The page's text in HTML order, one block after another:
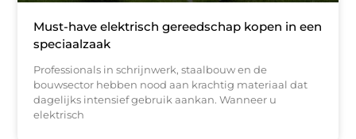
Must-have elektrisch gereedschap kopen in een
speciaalzaak
Professionals in schrijnwerk, staalbouw en de
bouwsector hebben nood aan krachtig materiaal dat
dagelijks intensief gebruik aankan. Wanneer u
elektrisch